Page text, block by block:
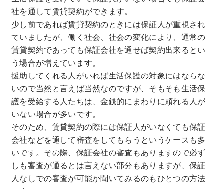
社を通して賃貸契約ができます。
少し前であれば賃貸契約のときには保証人が重視され
ていましたが、働く社会、社会の変化により、通常の
賃貸契約であっても保証会社を通せば契約出来るとい
う場合が増えています。
援助してくれる人がいれば生活保護の対象にはならな
いので当然と言えば当然なのですが、そもそも生活保
護を受給する人たちは、金銭的にまわりに頼れる人が
いない場合が多いです。
そのため、賃貸契約の際には保証人がいなくても保証
会社などを通して審査をしてもらうというケースも多
いです。その際、保証会社の審査もありますので必ず
しも審査が通るとは言えない部分もありますが、保証
人なしでの審査が可能か聞いてみるのもひとつの方法